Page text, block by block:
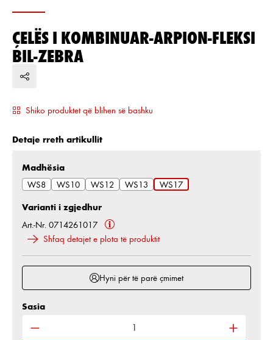
ÇELËS I KOMBINUAR-ARPION-FLEKSI
BIL-ZEBRA
Shiko produktet që blihen së bashku
Detaje rreth artikullit
Zgjidh
Madhësia
WS8
WS10 WS12 WS13 WS17
Varianti i zgjedhur
Art.-Nr. 0714261017
Shfaq detajet e plota të produktit
Hyni për të parë çmimet
Sasia e produktit: Shkruani sasinë e dëshiruar
Sasia